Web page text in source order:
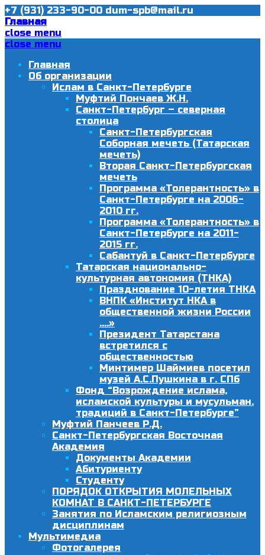
+7 (931) 233-90-00 dum-spb@mail.ru
Главная
close menu
close menu
Главная
Об организации
Ислам в Санкт-Петербурге
Муфтий Пончаев Ж.Н.
Санкт-Петербург – северная
столица
Санкт-Петербургская
Соборная мечеть (Татарская
мечеть)
Вторая Санкт-Петербургская
мечеть
Программа «Толерантность» в
Санкт-Петербурге на 2006-
2010 гг.
Программа «Толерантность» в
Санкт-Петербурге на 2011-
2015 гг.
Сабантуй в Санкт-Петербурге
Татарская национально-
культурная автономия (ТНКА)
Празднование 10-летия ТНКА
ВНПК «Институт НКА в
общественной жизни России
….»
Президент Татарстана
встретился с
общественностью
Минтимер Шаймиев посетил
музей А.С.Пушкина в г. СПб
Фонд “Возрождение ислама,
исламской культуры и мусульман.
традиций в Санкт-Петербурге”
Муфтий Панчеев Р.Д.
Санкт-Петербургская Восточная
Академия
Документы Академии
Абитуриенту
Студенту
ПОРЯДОК ОТКРЫТИЯ МОЛЕЛЬНЫХ
КОМНАТ В САНКТ-ПЕТЕРБУРГЕ
Занятия по Исламским религиозным
дисциплинам
Мультимедиа
Фотогалерея